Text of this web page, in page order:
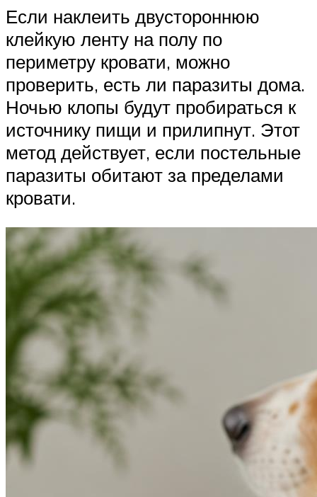
Если наклеить двустороннюю
клейкую ленту на полу по
периметру кровати, можно
проверить, есть ли паразиты дома.
Ночью клопы будут пробираться к
источнику пищи и прилипнут. Этот
метод действует, если постельные
паразиты обитают за пределами
кровати.